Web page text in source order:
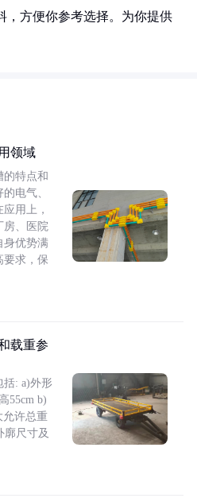
，方便你参考选择。为你提供
领域
的特点和
电气、
用上，
房、医院
身优势满
要求，保
载重参
括: a)外形
55cm b)
允许总重
廓尺寸及